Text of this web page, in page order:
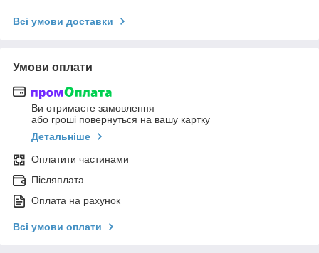
Всі умови доставки
Умови оплати
Ви отримаєте замовлення
або гроші повернуться на вашу картку
Детальніше
Оплатити частинами
Післяплата
Оплата на рахунок
Всі умови оплати